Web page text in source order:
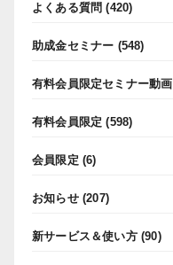
よくある質問 (420)
助成金セミナー (548)
有料会員限定セミナー動画
有料会員限定 (598)
会員限定 (6)
お知らせ(207)
新サービス＆使い方(90)